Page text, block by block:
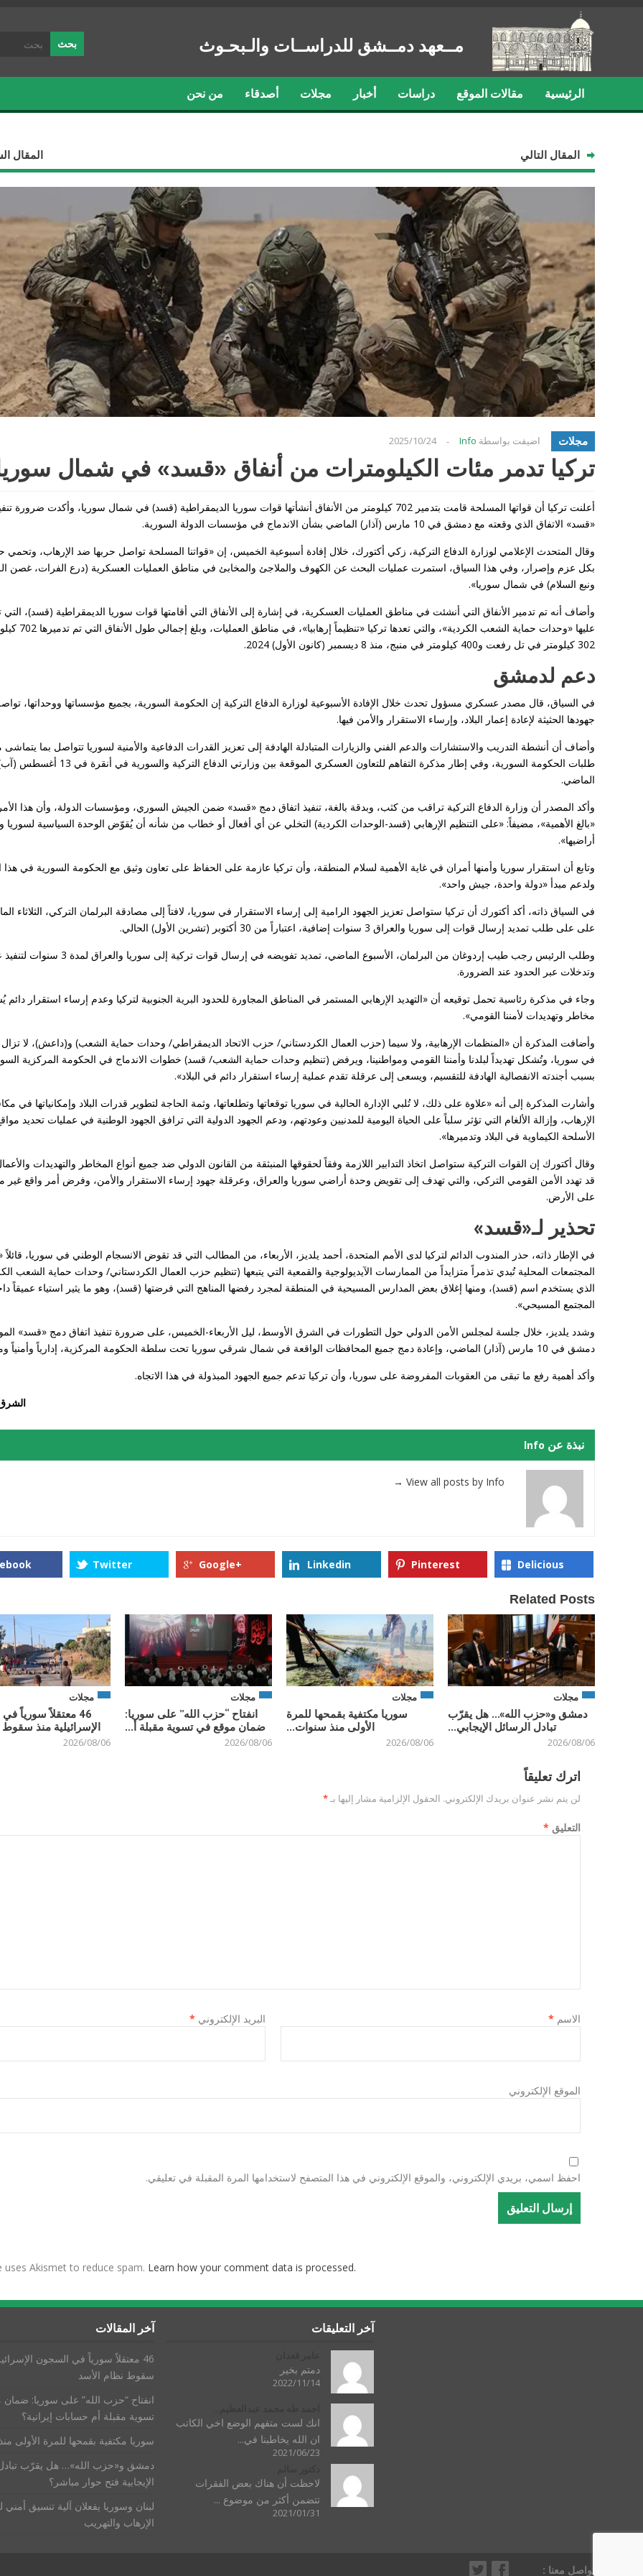
مــعهد دمــشق للدراســات والـبحـوث
الرئيسية مقالات الموقع دراسات أخبار مجلات أصدقاء من نحن
المقال المقال التالي
مجلات اضيفت بواسطة Info
-
2025/10/24
تركيا تدمر مئات الكيلومترات من أنفاق «قسد» في شمال
أعلنت تركيا أن قواتها المسلحة قامت بتدمير 702 كيلومتر من الأنفاق أنشأتها قوات سوريا الديمقراطية (قسد) في شمال سوريا، وأكدت ضرورة
«قسد» الاتفاق الذي وقعته مع دمشق في 10 مارس (آذار) الماضي بشأن الاندماج في مؤسسات الدولة السورية.
وقال المتحدث الإعلامي لوزارة الدفاع التركية، زكي أكتورك، خلال إفادة أسبوعية الخميس، إن «قواتنا المسلحة تواصل حربها ضد الإرهاب، وتحمي
بكل عزم وإصرار، وفي هذا السياق، استمرت عمليات البحث عن الكهوف والملاجئ والمخابئ في مناطق العمليات العسكرية (درع الفرات، غصن
ونبع السلام) في شمال سوريا».
وأضاف أنه تم تدمير الأنفاق التي أنشئت في مناطق العمليات العسكرية، في إشارة إلى الأنفاق التي أقامتها قوات سوريا الديمقراطية (قسد)، التي
عليها «وحدات حماية الشعب الكردية»،
302 كيلومتر في تل رفعت و400 كيلومتر في منبج، منذ 8 ديسمبر (كانون الأول) 2024.
دعم لدمشق
في السياق، قال مصدر عسكري مسؤول تحدث خلال الإفادة الأسبوعية لوزارة الدفاع التركية إن الحكومة السورية، بجميع مؤسساتها ووحداتها،
جهودها الحثيثة لإعادة إعمار البلاد، وإرساء الاستقرار والأمن فيها.
وأضاف أن أنشطة التدريب والاستشارات والدعم الفني والزيارات المتبادلة الهادفة إلى تعزيز القدرات الدفاعية والأمنية لسوريا تتواصل بما يتماشى
طلبات الحكومة السورية، وفي إطار مذكرة التفاهم للتعاون العسكري الموقعة بين وزارتي الدفاع التركية والسورية في أنقرة في 13
الماضي.
وأكد المصدر أن وزارة الدفاع التركية تراقب من كثب، وبدقة بالغة، تنفيذ اتفاق دمج «قسد» ضمن الجيش السوري، ومؤسسات الدولة، وأن هذا
«بالغ الأهمية»، مضيفاً: «على التنظيم الإرهابي (قسد-الوحدات الكردية) التخلي عن أي أفعال أو خطاب من شأنه أن يُقوّض الوحدة السياسية لسوريا
أراضيها».
وتابع أن استقرار سوريا وأمنها أمران في غاية الأهمية لسلام المنطقة، وأن تركيا عازمة على الحفاظ على تعاون وثيق مع الحكومة السورية في هذا
ولدعم مبدأ «دولة واحدة، جيش واحد».
في السياق ذاته، أكد أكتورك أن تركيا ستواصل تعزيز الجهود الرامية إلى إرساء الاستقرار في سوريا، لافتاً إلى مصادقة البرلمان التركي، الثلاثاء
على على طلب تمديد إرسال قوات إلى سوريا والعراق 3 سنوات إضافية، اعتباراً من 30 أكتوبر (تشرين الأول) الحالي.
وطلب الرئيس رجب طيب إردوغان من البرلمان، الأسبوع الماضي، تمديد تفويضه في إرسال قوات
وتدخلات عبر الحدود عند الضرورة.
وجاء في مذكرة رئاسية تحمل توقيعه أن «التهديد الإرهابي المستمر في المناطق المجاورة للحدود البرية الجنوبية لتركيا وعدم إرساء استقرار دائم
مخاطر وتهديدات لأمننا القومي».
وأضافت المذكرة أن «المنظمات الإرهابية، ولا سيما (حزب العمال الكردستاني/ حزب الاتحاد الديمقراطي/ وحدات حماية الشعب) و(داعش)، لا
في سوريا، وتُشكل تهديداً لبلدنا وأمننا القومي ومواطنينا، ويرفض (تنظيم وحدات حماية الشعب/ قسد) خطوات الاندماج في الحكومة المركزية
بسبب أجندته الانفصالية الهادفة للتقسيم، ويسعى إلى عرقلة تقدم عملية إرساء استقرار دائم في البلاد».
وأشارت المذكرة إلى أنه «علاوة على ذلك، لا تُلبي الإدارة الحالية في سوريا توقعاتها وتطلعاتها، وثمة الحاجة لتطوير قدرات البلاد وإمكانياتها في
الإرهاب، وإزالة الألغام التي تؤثر سلباً على الحياة اليومية للمدنيين وعودتهم، ودعم الجهود الدولية التي ترافق الجهود الوطنية في عمليات تحديد
الأسلحة الكيماوية في البلاد وتدميرها».
وقال أكتورك إن القوات التركية ستواصل اتخاذ التدابير اللازمة وفقاً لحقوقها المنبثقة من القانون الدولي ضد جميع أنواع المخاطر والتهديدات
قد تهدد الأمن القومي التركي، والتي تهدف إلى تقويض وحدة أراضي سوريا والعراق، وعرقلة جهود إرساء الاستقرار والأمن، وفرض أمر واقع
على الأرض.
تحذير لـ«قسد»
في الإطار ذاته، حذر المندوب الدائم لتركيا لدى الأمم المتحدة، أحمد يلديز، الأربعاء، من المطالب التي قد تقوض الانسجام الوطني في سوريا، قائلاً
المجتمعات المحلية تُبدي تذمراً متزايداً من الممارسات الآيديولوجية والقمعية التي يتبعها (تنظيم حزب العمال الكردستاني/ وحدات حماية الشعب
الذي يستخدم اسم (قسد)، ومنها إغلاق بعض المدارس المسيحية في المنطقة لمجرد رفضها المناهج التي فرضتها (قسد)، وهو ما يثير استياء عميقاً
المجتمع المسيحي».
وشدد يلديز، خلال جلسة لمجلس الأمن الدولي حول التطورات في الشرق الأوسط، ليل الأربعاء-الخميس، على ضرورة تنفيذ اتفاق دمج «قسد»
دمشق في 10 مارس (آذار) الماضي، وإعادة دمج جميع المحافظات الواقعة في شمال شرقي سوريا تحت سلطة الحكومة المركزية، إدارياً وأمنياً ومدنياً.
وأكد أهمية رفع ما تبقى من العقوبات المفروضة على سوريا، وأن تركيا تدعم جميع الجهود المبذولة في هذا الاتجاه.
نبذة عن Info
View all posts by Info
→
Twitter Google+ Linkedin Pinterest Delicious
Related Posts
مجلات
46 معتقلاً سورياً
الإسرائيلية منذ
2026/08/06
مجلات
انفتاح “حزب الله” على سوريا:
ضمان موقع في تسوية مقبلة أ...
2026/08/06
مجلات
سوريا مكتفية بقمحها للمرة
الأولى منذ سنوات...
2026/08/06
مجلات
دمشق و«حزب الله»… هل يقرّب
تبادل الرسائل الإيجابي...
2026/08/06
اترك تعليقاً
لن يتم نشر عنوان بريدك الإلكتروني. الحقول الإلزامية مشار إليها بـ*
التعليق *
الاسم * البريد الإلكتروني *
الموقع الإلكتروني
احفظ اسمي، بريدي الإلكتروني، والموقع الإلكتروني في هذا المتصفح لاستخدامها المرة المقبلة في تعليقي.
uses Akismet to reduce spam. Learn how your comment data is processed.
آخر المقالات
46 معتقلاً سورياً في السجون
سقوط نظام الأسد
انفتاح “حزب الله” على سوريا:
تسوية مقبلة أم حسابات إيرانية؟
سوريا مكتفية بقمحها للمرة الأولى
دمشق و«حزب الله»… هل يقرّب
الإيجابية فتح حوار مباشر؟
لبنان وسوريا يفعلان آلية تنسيق أمني
الإرهاب والتهريب
آخر التعليقات
دمتم بخير
2022/11/14
انك لست متفهم الوضع اخي الكاتب
ان الله يخاطبنا في...
2021/06/23
لاحظت أن هناك بعض الفقرات
تتضمن أكثر من موضوع ...
2021/01/31
تواصل معنا :